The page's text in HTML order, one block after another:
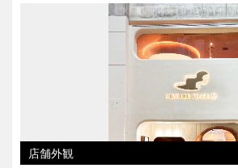
店舗外観